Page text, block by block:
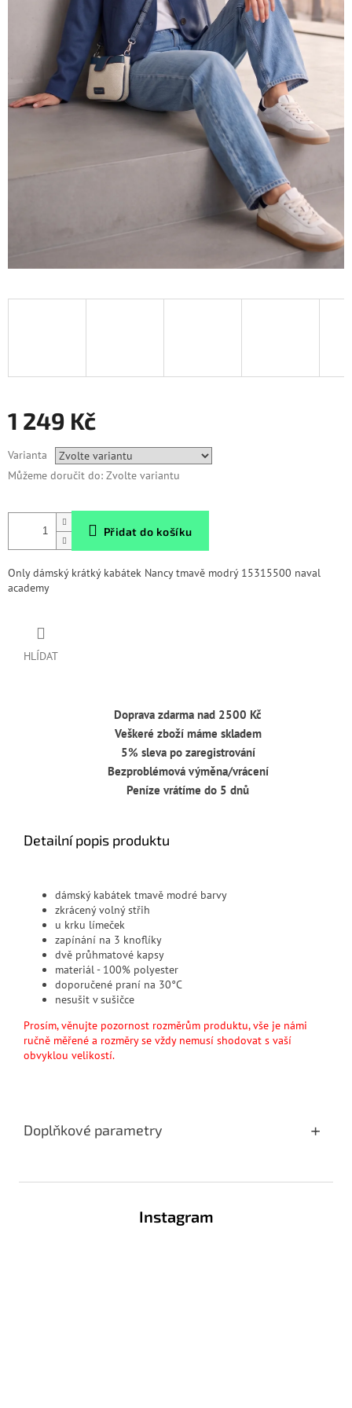
1 249 Kč
cena:
Varianta
Můžeme doručit do: Zvolte variantu
Přidat do košíku
Only dámský krátký kabátek Nancy tmavě modrý 15315500 naval
academy
HLÍDAT
Doprava zdarma nad 2500 Kč
Veškeré zboží máme skladem
5% sleva po zaregistrování
Bezproblémová výměna/vrácení
Peníze vrátíme do 5 dnů
Detailní popis produktu
dámský kabátek tmavě modré barvy
zkrácený volný střih
u krku límeček
zapínání na 3 knoflíky
dvě průhmatové kapsy
materiál - 100% polyester
doporučené praní na 30°C
nesušit v sušičce
Prosím, věnujte pozornost rozměrům produktu, vše je námi
ručně měřené a rozměry se vždy nemusí shodovat s vaší
obvyklou velikostí.
Doplňkové parametry
Instagram